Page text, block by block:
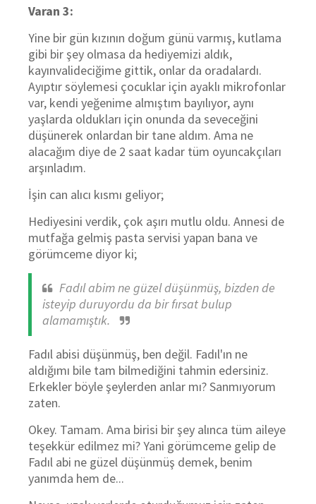
Varan 3:
Yine bir gün kızının doğum günü varmış, kutlama
gibi bir şey olmasa da hediyemizi aldık,
kayınvalideciğime gittik, onlar da oradalardı.
Ayıptır söylemesi çocuklar için ayaklı mikrofonlar
var, kendi yeğenime almıştım bayılıyor, aynı
yaşlarda oldukları için onunda da seveceğini
düşünerek onlardan bir tane aldım. Ama ne
alacağım diye de 2 saat kadar tüm oyuncakçıları
arşınladım.
İşin can alıcı kısmı geliyor;
Hediyesini verdik, çok aşırı mutlu oldu. Annesi de
mutfağa gelmiş pasta servisi yapan bana ve
görümceme diyor ki;
Fadıl abim ne güzel düşünmüş, bizden de
isteyip duruyordu da bir fırsat bulup
alamamıştık.
Fadıl abisi düşünmüş, ben değil. Fadıl'ın ne
aldığımı bile tam bilmediğini tahmin edersiniz.
Erkekler böyle şeylerden anlar mı? Sanmıyorum
zaten.
Okey. Tamam. Ama birisi bir şey alınca tüm aileye
teşekkür edilmez mi? Yani görümceme gelip de
Fadıl abi ne güzel düşünmüş demek, benim
yanımda hem de...